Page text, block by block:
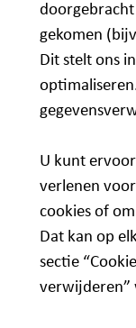
gekomen
Dit stelt ons
U kunt
verlenen
cookies of
Dat kan op
sectie
verwijderen”